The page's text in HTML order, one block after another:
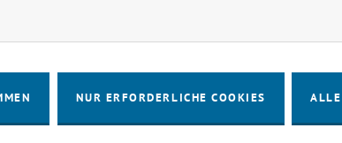
NUR ERFORDERLICHE COOKIES